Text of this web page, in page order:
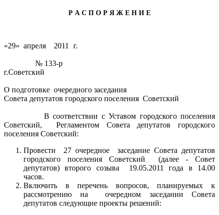
Р А С П О Р Я Ж Е Н И Е
«29» апреля 2011 г.
№ 133-р
г.Советский
О подготовке очередного заседания
Совета депутатов городского поселения Советский
В соответствии с Уставом городского поселения
Советский, Регламентом Совета депутатов городского
поселения Советский:
Провести 27 очередное заседание Совета депутатов
городского поселения Советский (далее - Совет
депутатов) второго созыва 19.05.2011 года в 14.00
часов.
Включить в перечень вопросов, планируемых к
рассмотрению на очередном заседании Совета
депутатов следующие проекты решений: